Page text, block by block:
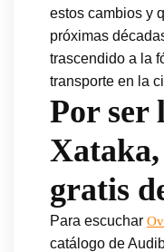
estos cambios y
próximas
trascendido a la
transporte en la
Por ser
Xataka,
gratis
Para escuchar
catálogo de